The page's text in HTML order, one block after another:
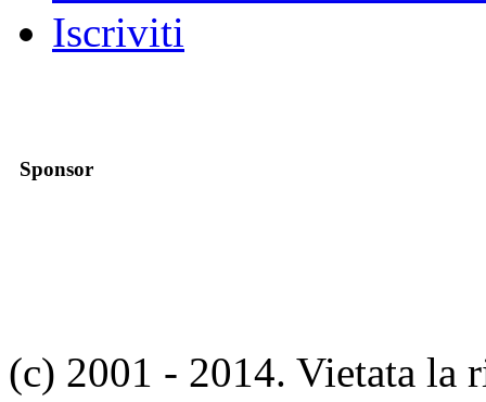
Iscriviti
Sponsor
(c) 2001 - 2014. Vietata la